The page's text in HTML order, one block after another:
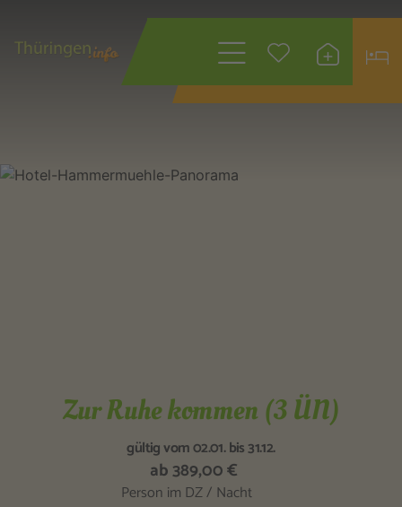
Wonach suchen
Zur Ruhe kommen (3 ÜN)
gültig vom 02.01. bis 31.12.
ab 389,00 €
Person im DZ / Nacht